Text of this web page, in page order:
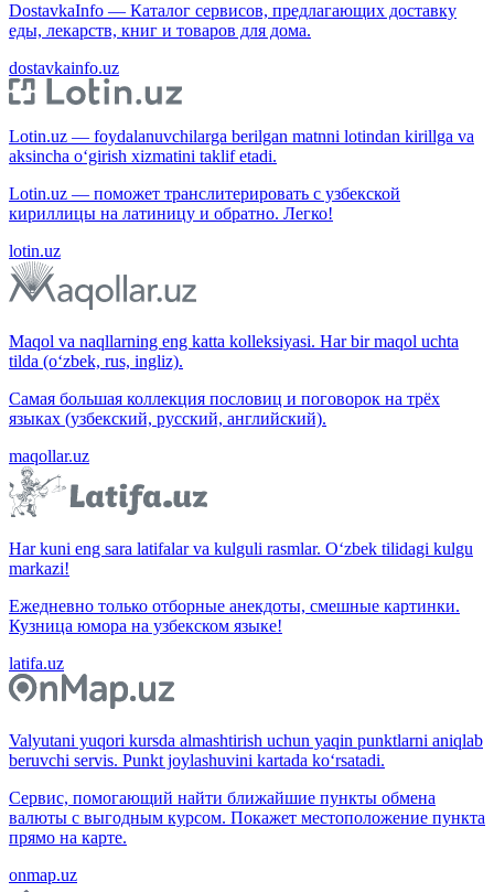
DostavkaInfo — Каталог сервисов, предлагающих доставку
еды, лекарств, книг и товаров для дома.
dostavkainfo.uz
Lotin.uz — foydalanuvchilarga berilgan matnni lotindan kirillga va
aksincha o‘girish xizmatini taklif etadi.
Lotin.uz — поможет транслитерировать с узбекской
кириллицы на латиницу и обратно. Легко!
lotin.uz
Maqol va naqllarning eng katta kolleksiyasi. Har bir maqol uchta
tilda (o‘zbek, rus, ingliz).
Самая большая коллекция пословиц и поговорок на трёх
языках (узбекский, русский, английский).
maqollar.uz
Har kuni eng sara latifalar va kulguli rasmlar. O‘zbek tilidagi kulgu
markazi!
Ежедневно только отборные анекдоты, смешные картинки.
Кузница юмора на узбекском языке!
latifa.uz
Valyutani yuqori kursda almashtirish uchun yaqin punktlarni aniqlab
beruvchi servis. Punkt joylashuvini kartada ko‘rsatadi.
Сервис, помогающий найти ближайшие пункты обмена
валюты с выгодным курсом. Покажет местоположение пункта
прямо на карте.
onmap.uz